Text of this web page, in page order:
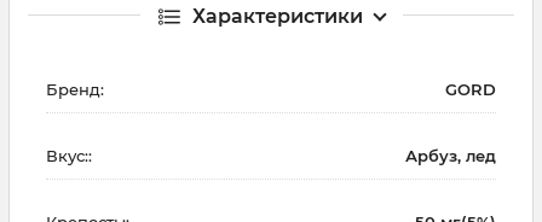
Характеристики
Бренд: GORD
Вкус:: Арбуз, лед